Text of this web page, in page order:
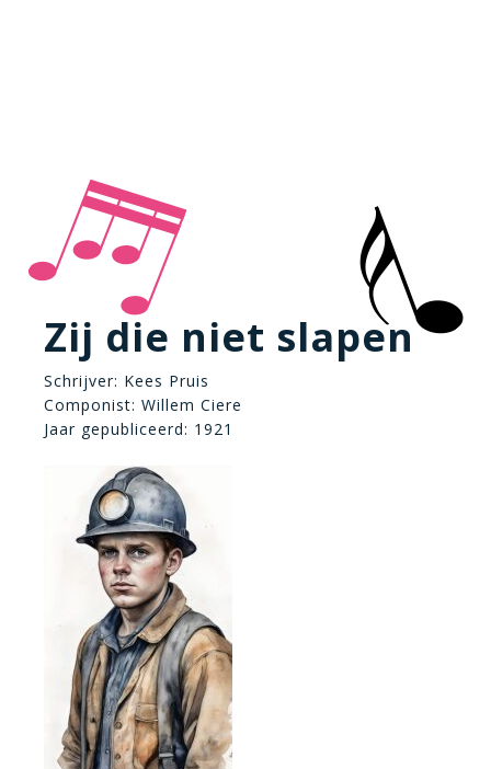
Zij die niet slapen
Schrijver: Kees Pruis
Componist: Willem Ciere
Jaar gepubliceerd: 1921